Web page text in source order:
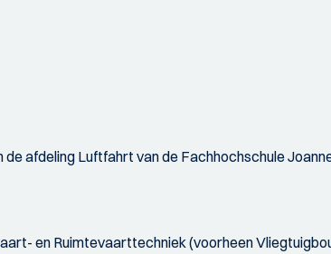
afdeling Luftfahrt van de Fachhochschule
en Ruimtevaarttechniek (voorheen